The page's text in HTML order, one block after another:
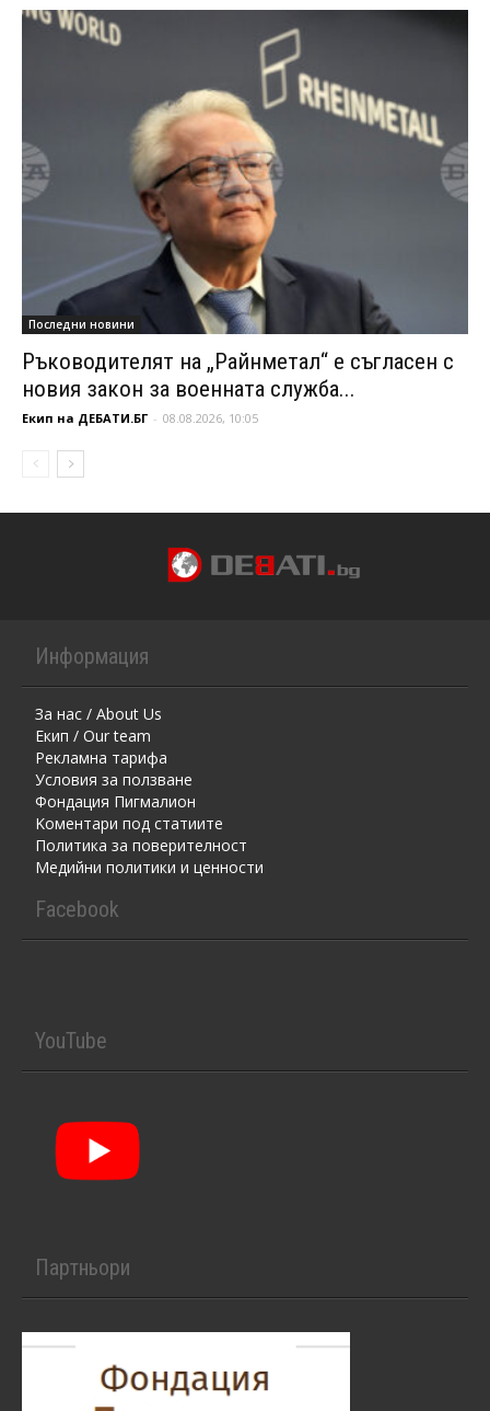
Последни новини
Ръководителят на „Райнметал“ е съгласен с
новия закон за военната служба...
Екип на ДЕБАТИ.БГ - 08.08.2026, 10:05
Информация
За нас / About Us
Екип / Our team
Рекламна тарифа
Условия за ползване
Фондация Пигмалион
Kоментaри под статиите
Политика за поверителност
Медийни политики и ценности
Facebook
YouTube
Партньори